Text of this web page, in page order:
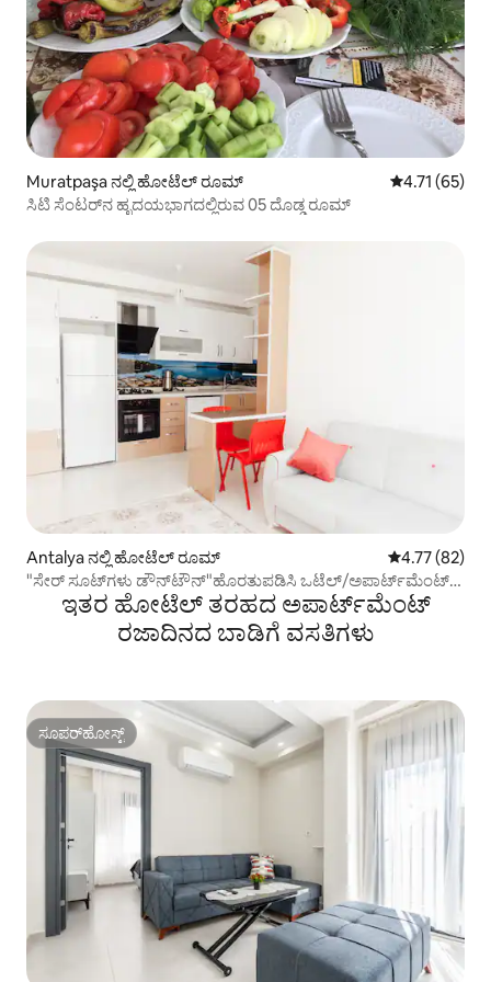
Muratpaşa ನಲ್ಲಿ ಹೋಟೆಲ್ ರೂಮ್ 5 ರಲ್ಲಿ 4.71
4.71 (65)
ಸಿಟಿ ಸೆಂಟರ್‌ನ ಹೃದಯಭಾಗದಲ್ಲಿರುವ 05 ದೊಡ್ಡ ರೂಮ್
Antalya ನಲ್ಲಿ ಹೋಟೆಲ್ ರೂಮ್ 5 ರಲ್ಲಿ 4.77
4.77 (82)
"ಸೇರ್ ಸೂಟ್‌ಗಳು ಡೌನ್‌ಟೌನ್"ಹೊರತುಪಡಿಸಿ ಒಟೆಲ್/ಅಪಾರ್ಟ್‌ಮೆಂಟ್.
ಪ್ರತಿ 3 ಕ್ಕೆ 19
ಇತರ ಹೋಟೆಲ್ ತರಹದ ಅಪಾರ್ಟ್‌‌ಮೆಂಟ್
ರಜಾದಿನದ ಬಾಡಿಗೆ ವಸತಿಗಳು
ಸೂಪರ್‌ಹೋಸ್ಟ್
ಸೂಪರ್‌ಹೋಸ್ಟ್